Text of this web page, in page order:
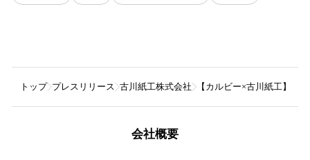
トップ プレスリリース 古川紙工株式会社 【カルビー×古川紙工】あ
会社概要